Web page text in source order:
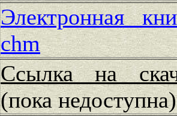
Электронная
chm
Ссылка на
(пока